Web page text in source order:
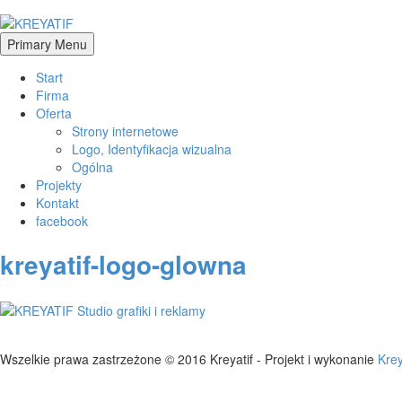
to
content
KREYATIF
Projektowanie
graficzne,
strony
www
Primary Menu
Start
Firma
Oferta
Strony internetowe
Logo, Identyfikacja wizualna
Ogólna
Projekty
Kontakt
facebook
kreyatif-logo-glowna
Wszelkie prawa zastrzeżone © 2016 Kreyatif - Projekt i wykonanie